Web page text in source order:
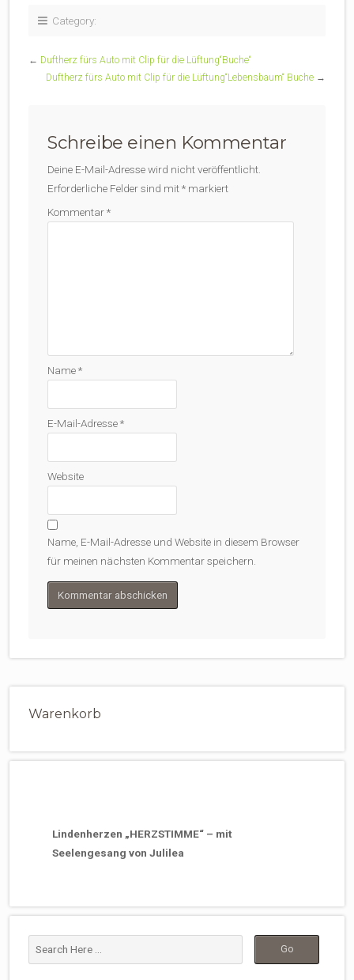
Category:
← Duftherz fürs Auto mit Clip für die Lüftung“Buche“
Duftherz fürs Auto mit Clip für die Lüftung“Lebensbaum“ Buche →
Schreibe einen Kommentar
Deine E-Mail-Adresse wird nicht veröffentlicht.
Erforderliche Felder sind mit* markiert
Kommentar*
Name*
E-Mail-Adresse*
Website
Name, E-Mail-Adresse und Website in diesem Browser
für meinen nächsten Kommentar speichern.
Warenkorb
Lindenherzen „HERZSTIMME“ – mit
Seelengesang von Julilea